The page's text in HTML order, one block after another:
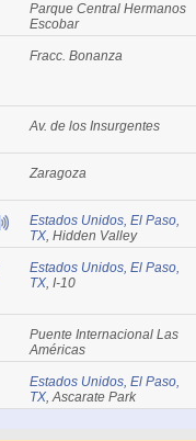
Parque Central Hermanos
Escobar
Fracc. Bonanza
Av. de los Insurgentes
Zaragoza
Estados Unidos, El Paso,
TX, Hidden Valley
Estados Unidos, El Paso,
TX, I-10
Puente Internacional Las
Américas
Estados Unidos, El Paso,
TX, Ascarate Park